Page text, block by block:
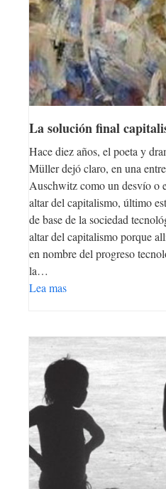
La solución final
Hace diez años, el poeta y
Müller dejó claro, en una
Auschwitz como un desvío o
altar del capitalismo, último
de base de la sociedad
altar del capitalismo porque
en nombre del progreso
la…
Lea mas